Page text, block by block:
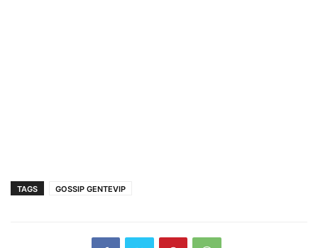
TAGS GOSSIP GENTEVIP